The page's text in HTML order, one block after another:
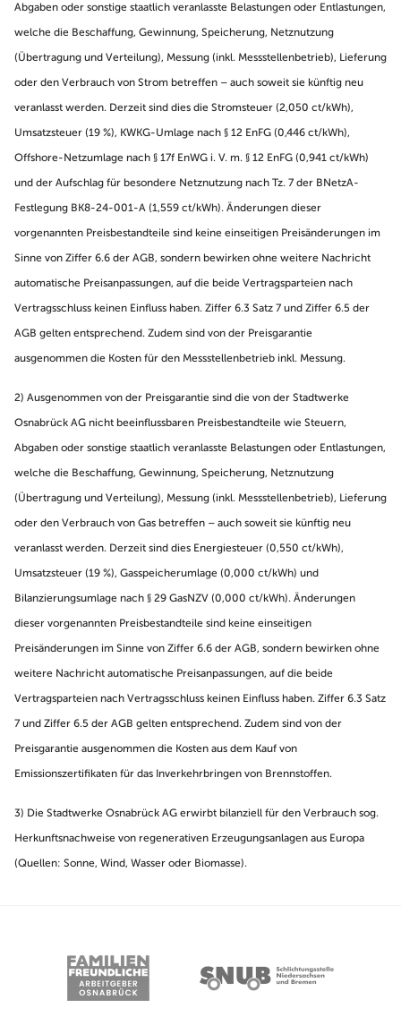
Abgaben oder sonstige staatlich veranlasste Belastungen oder Entlastungen,
welche die Beschaffung, Gewinnung, Speicherung, Netznutzung
(Übertragung und Verteilung), Messung (inkl. Messstellenbetrieb), Lieferung
oder den Verbrauch von Strom betreffen – auch soweit sie künftig neu
veranlasst werden. Derzeit sind dies die Stromsteuer (2,050 ct/kWh),
Umsatzsteuer (19 %), KWKG-Umlage nach § 12 EnFG (0,446 ct/kWh),
Offshore-Netzumlage nach § 17f EnWG i. V. m. § 12 EnFG (0,941 ct/kWh)
und der Aufschlag für besondere Netznutzung nach Tz. 7 der BNetzA-
Festlegung BK8-24-001-A (1,559 ct/kWh). Änderungen dieser
vorgenannten Preisbestandteile sind keine einseitigen Preisänderungen im
Sinne von Ziffer 6.6 der AGB, sondern bewirken ohne weitere Nachricht
automatische Preisanpassungen, auf die beide Vertragsparteien nach
Vertragsschluss keinen Einfluss haben. Ziffer 6.3 Satz 7 und Ziffer 6.5 der
AGB gelten entsprechend. Zudem sind von der Preisgarantie
ausgenommen die Kosten für den Messstellenbetrieb inkl. Messung.
2) Ausgenommen von der Preisgarantie sind die von der Stadtwerke
Osnabrück AG nicht beeinflussbaren Preisbestandteile wie Steuern,
Abgaben oder sonstige staatlich veranlasste Belastungen oder Entlastungen,
welche die Beschaffung, Gewinnung, Speicherung, Netznutzung
(Übertragung und Verteilung), Messung (inkl. Messstellenbetrieb), Lieferung
oder den Verbrauch von Gas betreffen – auch soweit sie künftig neu
veranlasst werden. Derzeit sind dies Energiesteuer (0,550 ct/kWh),
Umsatzsteuer (19 %), Gasspeicherumlage (0,000 ct/kWh) und
Bilanzierungsumlage nach § 29 GasNZV (0,000 ct/kWh). Änderungen
dieser vorgenannten Preisbestandteile sind keine einseitigen
Preisänderungen im Sinne von Ziffer 6.6 der AGB, sondern bewirken ohne
weitere Nachricht automatische Preisanpassungen, auf die beide
Vertragsparteien nach Vertragsschluss keinen Einfluss haben. Ziffer 6.3 Satz
7 und Ziffer 6.5 der AGB gelten entsprechend. Zudem sind von der
Preisgarantie ausgenommen die Kosten aus dem Kauf von
Emissionszertifikaten für das Inverkehrbringen von Brennstoffen.
3) Die Stadtwerke Osnabrück AG erwirbt bilanziell für den Verbrauch sog.
Herkunftsnachweise von regenerativen Erzeugungsanlagen aus Europa
(Quellen: Sonne, Wind, Wasser oder Biomasse).